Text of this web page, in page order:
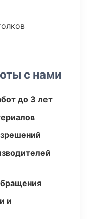
с нами
до 3 лет
и